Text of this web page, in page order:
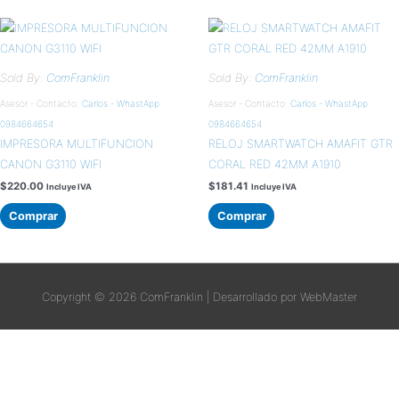
Sold By: ComFranklin
Asesor - Contacto: Carlos - WhastApp
0984664654
IMPRESORA MULTIFUNCION
CANON G3110 WIFI
$220.00 Incluye IVA
Comprar
Sold By: ComFranklin
Asesor - Contacto: Carlos - WhastApp
0984664654
RELOJ SMARTWATCH AMAFIT GTR
CORAL RED 42MM A1910
$181.41 Incluye IVA
Comprar
Copyright © 2026 ComFranklin | Desarrollado por WebMaster